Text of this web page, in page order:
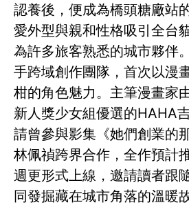
認養後，便成為橋頭糖廠站
愛外型與親和性格吸引全台
為許多旅客熟悉的城市夥伴
手跨域創作團隊，首次以漫
柑的角色魅力。主筆漫畫家
新人獎少女組優選的HAHA
請曾參與影集《她們創業的
林佩禎跨界合作，全作預計
週更形式上線，邀請讀者跟
同發掘藏在城市角落的溫暖故